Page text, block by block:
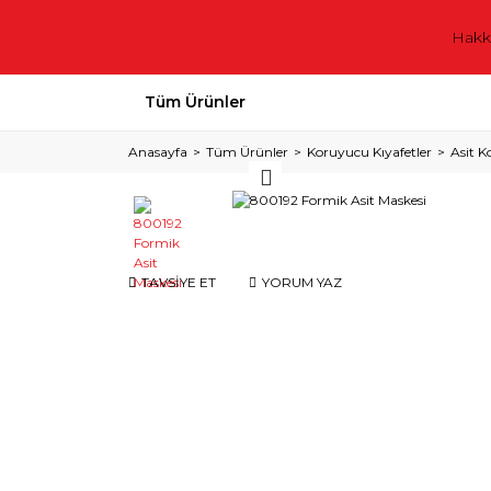
Tüm Ürünler
Anasayfa Tüm Ürünler Koruyucu Kıyafetler Asit
TAVSİYE ET YORUM YAZ